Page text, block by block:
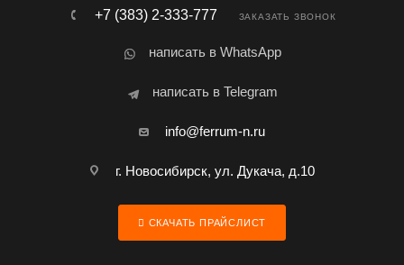
+7 (383) 2-333-777 ЗАКАЗАТЬ ЗВОНОК
написать в WhatsApp
написать в Telegram
info@ferrum-n.ru
г. Новосибирск, ул. Дукача, д.10
СКАЧАТЬ ПРАЙСЛИСТ